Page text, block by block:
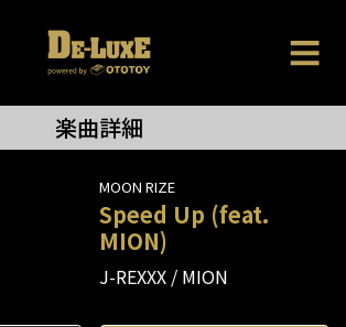
楽曲詳細
MOON RIZE
Speed Up (feat.
MION)
J-REXXX MION